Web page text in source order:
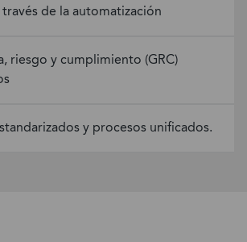
de la automatización
riesgo y cumplimiento (GRC)
y procesos unificados.